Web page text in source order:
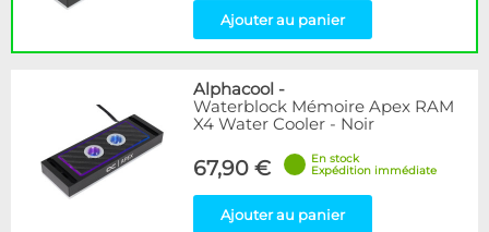
Ajouter au panier
Alphacool -
Waterblock Mémoire Apex RAM
X4 Water Cooler - Noir
67,90 €
En stock
Expédition immédiate
Ajouter au panier